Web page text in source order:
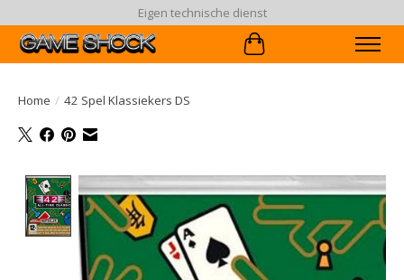
Eigen technische dienst
Winkelwagen
Home / 42 Spel Klassiekers DS
Product image slideshow Items